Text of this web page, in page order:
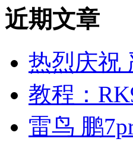
近期文章
热烈庆祝
教程：
雷鸟 鹏